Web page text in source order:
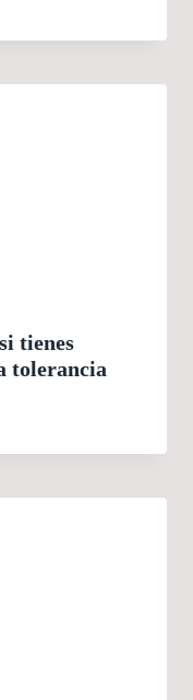
tienes
tolerancia